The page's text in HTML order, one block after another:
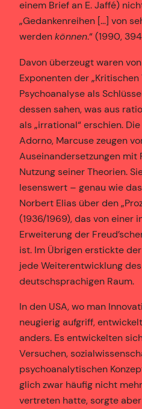
einem Brief an E. Jaffé)
„Gedankenreihen […] von
werdenkönnen.“ (1990,
Davon überzeugt waren
Exponenten der „Kritischen
Psychoanalyse als
dessen sahen, was aus
als „irrational“ erschien.
Adorno, Marcuse zeugen
Auseinandersetzungen mit
Nutzung seiner Theorien.
lesenswert – genau wie
Norbert Elias über den
(1936/1969), das von einer
Erweiterung der
ist. Im Übrigen erstickte
jede Weiterentwicklung
deutschsprachigen Raum.
In den USA, wo man
neugierig aufgriff,
anders. Es entwickelten
Versuchen,
psychoanalytischen
glich zwar häufig nicht
vertreten hatte, sorgte